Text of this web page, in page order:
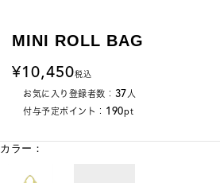
MINI ROLL BAG
10,450税込
お気に入り登録者数： 37人
付与予定ポイント： 190pt
カラー：